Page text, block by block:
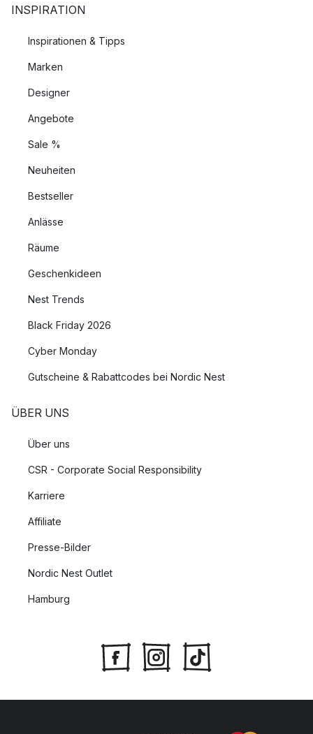
INSPIRATION
Inspirationen & Tipps
Marken
Designer
Angebote
Sale %
Neuheiten
Bestseller
Anlässe
Räume
Geschenkideen
Nest Trends
Black Friday 2026
Cyber Monday
Gutscheine & Rabattcodes bei Nordic Nest
ÜBER UNS
Über uns
CSR - Corporate Social Responsibility
Karriere
Affiliate
Presse-Bilder
Nordic Nest Outlet
Hamburg